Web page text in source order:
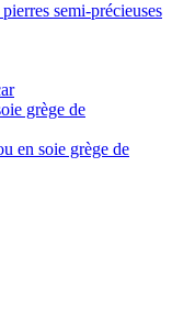
semi-précieuses
grège de
en soie grège de